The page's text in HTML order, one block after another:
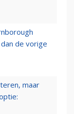
de vorige
maar